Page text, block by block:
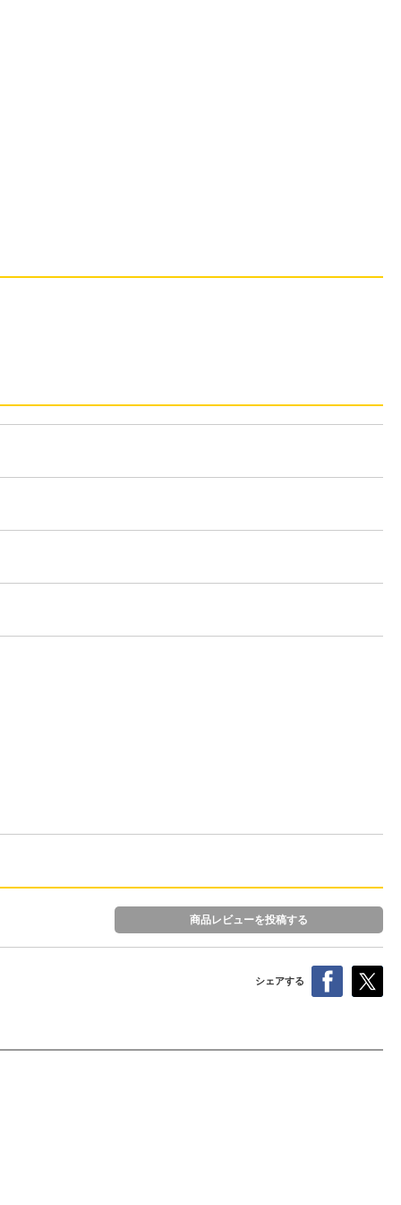
商品レビューを投稿する
シェアする